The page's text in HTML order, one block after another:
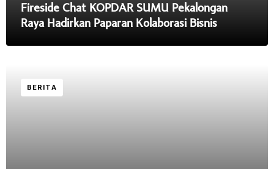
Fireside Chat KOPDAR SUMU Pekalongan
Raya Hadirkan Paparan Kolaborasi Bisnis
BERITA